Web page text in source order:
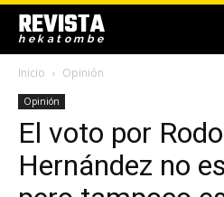
REVISTA
hekatombe
Inicio Opinión
Opinión
El voto por
Hernández no